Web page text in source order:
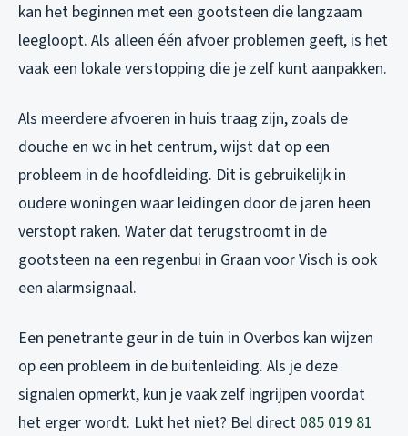
kan het beginnen met een gootsteen die langzaam
leegloopt. Als alleen één afvoer problemen geeft, is het
vaak een lokale verstopping die je zelf kunt aanpakken.
Als meerdere afvoeren in huis traag zijn, zoals de
douche en wc in het centrum, wijst dat op een
probleem in de hoofdleiding. Dit is gebruikelijk in
oudere woningen waar leidingen door de jaren heen
verstopt raken. Water dat terugstroomt in de
gootsteen na een regenbui in Graan voor Visch is ook
een alarmsignaal.
Een penetrante geur in de tuin in Overbos kan wijzen
op een probleem in de buitenleiding. Als je deze
signalen opmerkt, kun je vaak zelf ingrijpen voordat
het erger wordt. Lukt het niet? Bel direct 085 019 81